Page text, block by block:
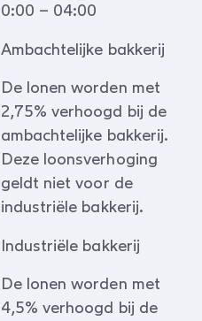
0:00 – 04:00
Ambachtelijke bakkerij
De lonen worden met
2,75% verhoogd bij de
ambachtelijke bakkerij.
Deze loonsverhoging
geldt niet voor de
industriële bakkerij.
Industriële bakkerij
De lonen worden met
4,5% verhoogd bij de